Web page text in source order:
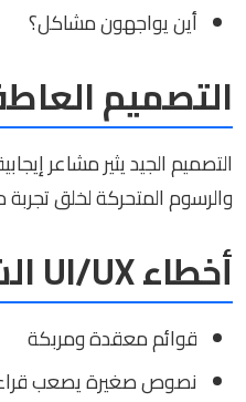
أين يواجهون مشاكل؟
التصميم
التصميم الجيد يثير مشاعر
والرسوم المتحركة لخلق
أخطاء UI/UX الشائعة
قوائم معقدة ومربكة
نصوص صغيرة يصعب